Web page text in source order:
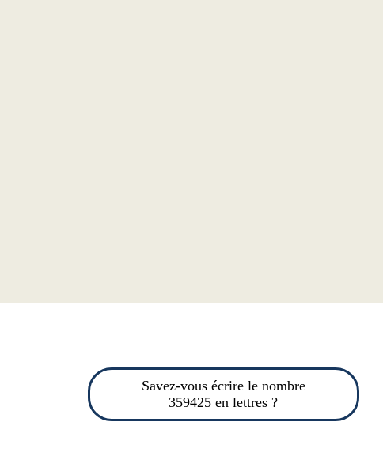
Savez-vous écrire le nombre
359425 en lettres ?